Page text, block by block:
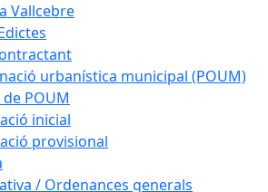
Vallcebre
urbanística municipal (POUM)
POUM
inicial
provisional
/ Ordenances generals